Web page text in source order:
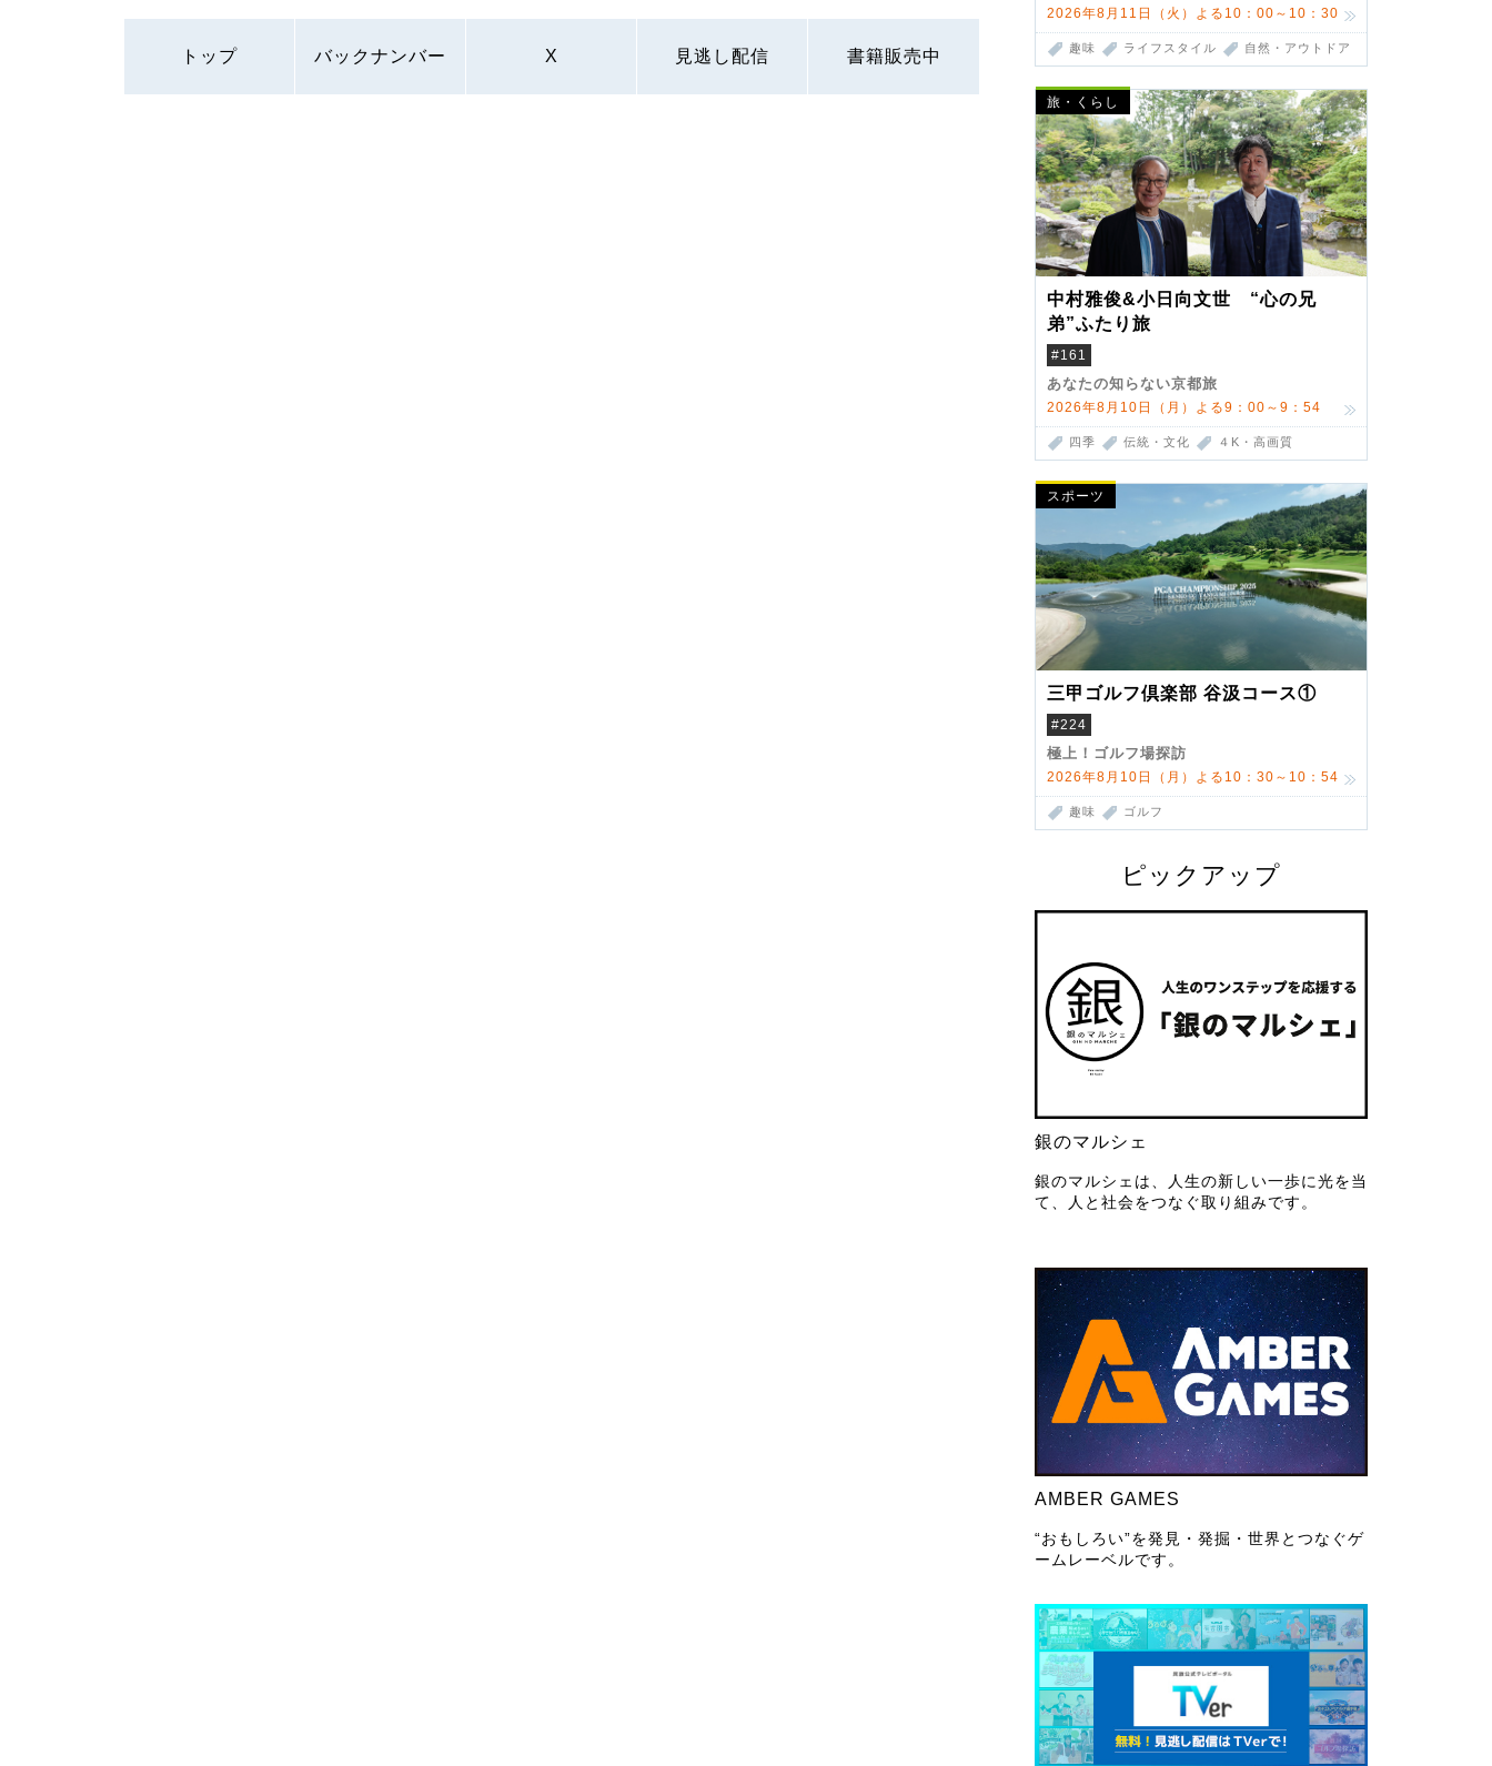
2026年8月11日（火）よる10：00～10：30
趣味 ライフスタイル 自然・アウトドア
旅・くらし
中村雅俊&小日向文世 “心の兄
弟”ふたり旅
#161
あなたの知らない京都旅
2026年8月10日（月）よる9：00～9：54
四季 伝統・文化 ４K・高画質
スポーツ
三甲ゴルフ倶楽部 谷汲コース①
#224
極上！ゴルフ場探訪
2026年8月10日（月）よる10：30～10：54
趣味 ゴルフ
ピックアップ
銀のマルシェ
銀のマルシェは、人生の新しい一歩に光を当
て、人と社会をつなぐ取り組みです。
AMBER GAMES
“おもしろい”を発見・発掘・世界とつなぐゲ
ームレーベルです。
トップ バックナンバー X 見逃し配信 書籍販売中